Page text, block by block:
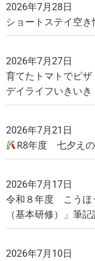
2026年7月28日
ショートステイ空
2026年7月27日
育てたトマトでピザ
デイライフいきいき
2026年7月21日
R8年度 七夕えの
2026年7月17日
令和８年度 こうほ
（基本研修）」筆
2026年7月10日